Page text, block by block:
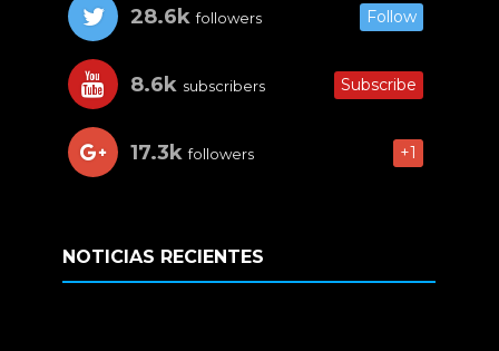
28.6k followers Follow
8.6k subscribers Subscribe
17.3k followers +1
NOTICIAS RECIENTES